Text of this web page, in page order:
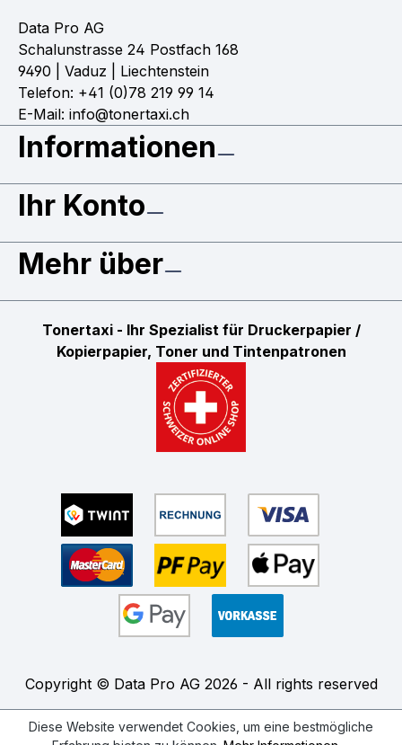
Data Pro AG
Schalunstrasse 24 Postfach 168
9490 | Vaduz | Liechtenstein
Telefon: +41 (0)78 219 99 14
E-Mail: info@tonertaxi.ch
Informationen
Ihr Konto
Mehr über
Tonertaxi - Ihr Spezialist für Druckerpapier /
Kopierpapier, Toner und Tintenpatronen
Copyright © Data Pro AG 2026 - All rights reserved
Diese Website verwendet Cookies, um eine bestmögliche